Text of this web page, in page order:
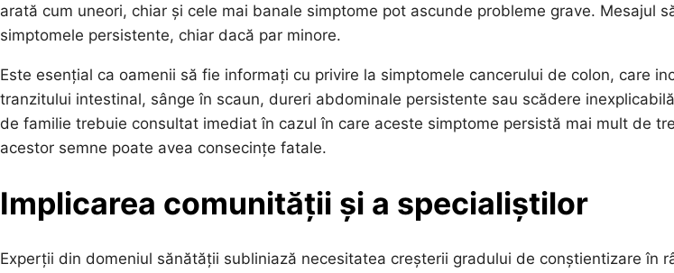
arată cum uneori, chiar și cele mai banale simptome pot ascunde probleme grave. Mesajul
simptomele persistente, chiar dacă par minore.
Este esențial ca oamenii să fie informați cu privire la simptomele cancerului de colon, care
tranzitului intestinal, sânge în scaun, dureri abdominale persistente sau scădere
de familie trebuie consultat imediat în cazul în care aceste simptome persistă mai mult de
acestor semne poate avea consecințe fatale.
Implicarea comunității și a specialiștilor
Experții din domeniul sănătății subliniază necesitatea creșterii gradului de conștientizare în